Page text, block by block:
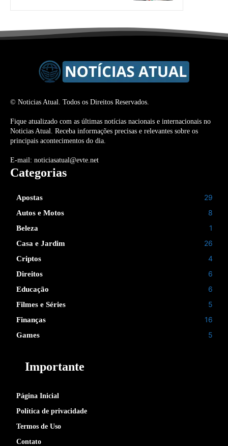
© Noticias Atual. Todos os Direitos Reservados.
Fique atualizado com as últimas notícias nacionais e internacionais no
Noticias Atual. Receba informações precisas e relevantes sobre os
principais acontecimentos do dia.
E-mail: noticiasatual@evte.net
Categorias
Apostas 29
Autos e Motos 8
Beleza 1
Casa e Jardim 26
Criptos 4
Direitos 6
Educação 6
Filmes e Séries 5
Finanças 16
Games 5
Importante
Página Inicial
Política de privacidade
Termos de Uso
Contato